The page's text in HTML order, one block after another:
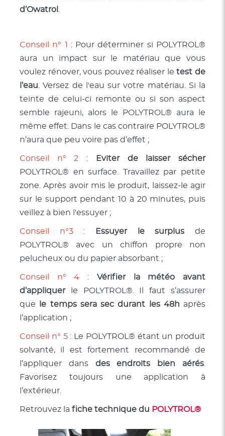
d’Owatrol
Conseil n° 1
: Pour déterminer si POLYTROL®
aura un impact sur le matériau que vous
voulez rénover, vous pouvez réaliser letest de
l’eau . Versez de l'eau sur votre matériau. Si la
teinte de celui-ci remonte ou si son aspect
semble rajeuni, alors le POLYTROL® aura le
même effet. Dans le cas contraire POLYTROL®
n’aura que peu voire pas d’effet ;
Conseil n° 2 :
Eviter de laisser sécher
POLYTROL® en surface. Travaillez par petite
zone. Après avoir mis le produit, laissez-le agir
sur le support pendant 10 à 20 minutes, puis
veillez à bien l'essuyer ;
Conseil n°3 : Essuyer le surplus de
POLYTROL® avec un chiffon propre non
pelucheux ou du papier absorbant ;
Conseil n° 4 : Vérifier la météo avant
d’appliquer
le POLYTROL®. Il faut s’assurer
que
le temps sera sec durant les 48h après
l’application ;
Conseil n° 5: Le POLYTROL® étant un produit
solvanté, il est fortement recommandé de
l’appliquer dans des endroits bien aérés
Favorisez toujours une application à
l’extérieur.
Retrouvez la fiche technique du POLYTROL®